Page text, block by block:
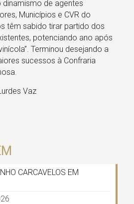
de agentes
Municípios e CVR do
têm sabido tirar partido dos
potenciando ano após
Terminou desejando a
sucessos à Confraria
Vaz
CARCAVELOS EM